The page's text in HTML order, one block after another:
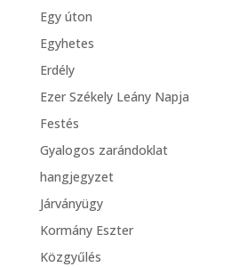
Egy úton
Egyhetes
Erdély
Ezer Székely Leány Napja
Festés
Gyalogos zarándoklat
hangjegyzet
Járványügy
Kormány Eszter
Közgyűlés